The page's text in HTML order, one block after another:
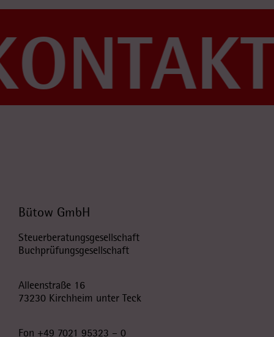
Bütow GmbH
Steuerberatungsgesellschaft
Buchprüfungsgesellschaft
Alleenstraße 16
73230 Kirchheim unter Teck
Fon +49 7021 95323 – 0